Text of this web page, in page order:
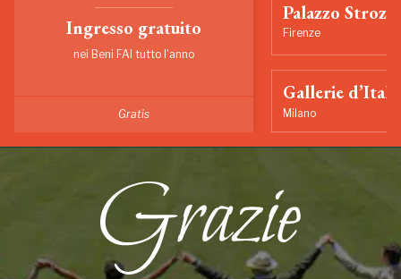
Ingresso gratuito
nei Beni FAI tutto l'anno
Gratis
Palazzo Strozzi
Firenze
Gallerie
Milano